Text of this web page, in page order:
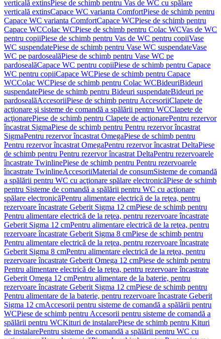
verticală extinsPiese de schimb pentru Vas de WC cu spălare
verticală extinsCapace WC varianta ComfortPiese de schimb pentru
Capace WC varianta ComfortCapace WCPiese de schimb pentru
Capace WCColac WCPiese de schimb pentru Colac WCVas de WC
pentru copiiPiese de schimb pentru Vas de WC pentru copiiVase
WC suspendatePiese de schimb pentru Vase WC suspendateVase
WC pe pardosealăPiese de schimb pentru Vase WC pe
pardosealăCapace WC pentru copiiPiese de schimb pentru Capace
WC pentru copiiCapace WCPiese de schimb pentru Capace
WCColac WCPiese de schimb pentru Colac WCBideuriBideuri
suspendatePiese de schimb pentru Bideuri suspendateBideuri pe
pardosealăAccesoriiPiese de schimb pentru AccesoriiClapete de
acţionare şi sisteme de comandă a spălării pentru WCClapete de
acţionarePiese de schimb pentru Clapete de acţionarePentru rezervor
încastrat SigmaPiese de schimb pentru Pentru rezervor încastrat
SigmaPentru rezervor încastrat OmegaPiese de schimb pentru
Pentru rezervor încastrat OmegaPentru rezervor încastrat DeltaPiese
de schimb pentru Pentru rezervor încastrat DeltaPentru rezervoarele
încastrate TwinlinePiese de schimb pentru Pentru rezervoarele
încastrate TwinlineAccesoriiMaterial de consumSisteme de comandă
a spălării pentru WC cu acţionare spălare electronicăPiese de schimb
pentru Sisteme de comandă a spălării pentru WC cu acţionare
spălare electronicăPentru alimentare electrică de la reţea, pentru
rezervoare încastrate Geberit Sigma 12 cmPiese de schimb pentru
Pentru alimentare electrică de la reţea, pentru rezervoare încastrate
Geberit Sigma 12 cmPentru alimentare electrică de la reţea, pentru
rezervoare încastrate Geberit Sigma 8 cmPiese de schimb pentru
Pentru alimentare electrică de la reţea, pentru rezervoare încastrate
Geberit Sigma 8 cmPentru alimentare electrică de la reţea, pentru
rezervoare încastrate Geberit Omega 12 cmPiese de schimb pentru
Pentru alimentare electrică de la reţea, pentru rezervoare încastrate
Geberit Omega 12 cmPentru alimentare de la baterie, pentru
rezervoare încastrate Geberit Sigma 12 cmPiese de schimb pentru
Pentru alimentare de la baterie, pentru rezervoare încastrate Geberit
Sigma 12 cmAccesorii pentru sisteme de comandă a spălării pentru
WCPiese de schimb pentru Accesorii pentru sisteme de comandă a
spălării pentru WCKituri de instalarePiese de schimb pentru Kituri
de instalarePentru sisteme de comandă a spălării pentru WC cu